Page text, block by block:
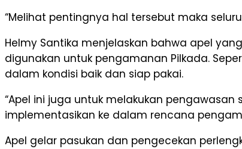
“Melihat pentingnya hal tersebut maka
Helmy Santika menjelaskan bahwa apel
digunakan untuk pengamanan Pilkada.
dalam kondisi baik dan siap pakai.
“Apel ini juga untuk melakukan
implementasikan ke dalam rencana
Apel gelar pasukan dan pengecekan